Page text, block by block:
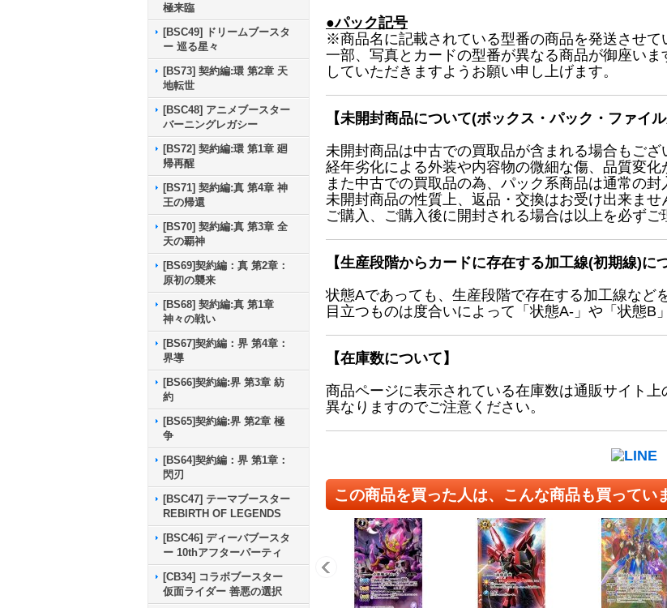
極来臨
[BSC49] ドリームブースタ
ー 巡る星々
[BS73] 契約編:環 第2章 天
地転世
[BSC48] アニメブースター
バーニングレガシー
[BS72] 契約編:環 第1章 廻
帰再醒
[BS71] 契約編:真 第4章 神
王の帰還
[BS70] 契約編:真 第3章 全
天の覇神
[BS69]契約編：真 第2章：
原初の襲来
[BS68] 契約編:真 第1章
神々の戦い
[BS67]契約編：界 第4章：
界導
[BS66]契約編:界 第3章 紡
約
[BS65]契約編:界 第2章 極
争
[BS64]契約編：界 第1章：
閃刃
[BSC47] テーマブースター
REBIRTH OF LEGENDS
[BSC46] ディーバブースタ
ー 10thアフターパーティ
[CB34] コラボブースター
仮面ライダー 善悪の選択
●パック記号
※商品名に記載されている型番の商品を発送させて
一部、写真とカードの型番が異なる商品が御座い
していただきますようお願い申し上げます。
【未開封商品について(ボックス・パック・ファイ
未開封商品は中古での買取品が含まれる場合もござ
経年劣化による外装や内容物の微細な傷、品質変化
また中古での買取品の為、パック系商品は通常の
未開封商品の性質上、返品・交換はお受け出来ませ
ご購入、ご購入後に開封される場合は以上を必ずご
【生産段階からカードに存在する加工線(初期線)に
状態Aであっても、生産段階で存在する加工線など
目立つものは度合いによって「状態A-」や「状態B
【在庫数について】
商品ページに表示されている在庫数は通販サイト
異なりますのでご注意ください。
この商品を買った人は、こんな商品も買ってい